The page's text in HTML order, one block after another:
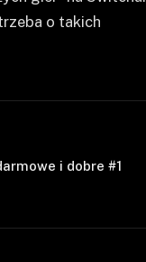
o takich
i dobre #1